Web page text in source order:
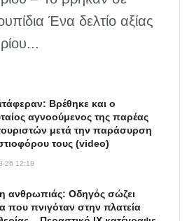
Ένα δελτίο αξίας
Βρέθηκε και ο
αγνοούμενος της παρέας
μετά την παράσυρση
τους (video)
26 12:18
ανθρωπιάς: Οδηγός σώζει
που πνιγόταν στην πλατεία